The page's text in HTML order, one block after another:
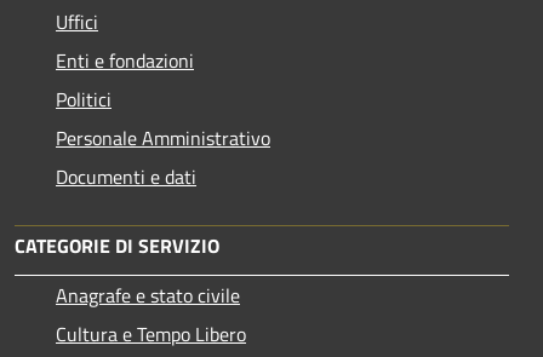
Uffici
Enti e fondazioni
Politici
Personale Amministrativo
Documenti e dati
CATEGORIE DI SERVIZIO
Anagrafe e stato civile
Cultura e Tempo Libero